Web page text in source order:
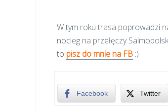
W tym roku trasa poprowadzi
nocleg na przełęczy
to pisz do mnie na FB :)
Facebook Twitter